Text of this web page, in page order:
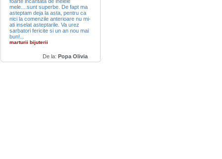
mele....sunt superbe. De fapt ma
asteptam deja la asta, pentru ca
nici la comenzile anterioare nu mi-
ati inselat asteptarile. Va urez
sarbatori fericite si un an nou mai
bun!...
marturii bijuterii
De la: Popa Olivia